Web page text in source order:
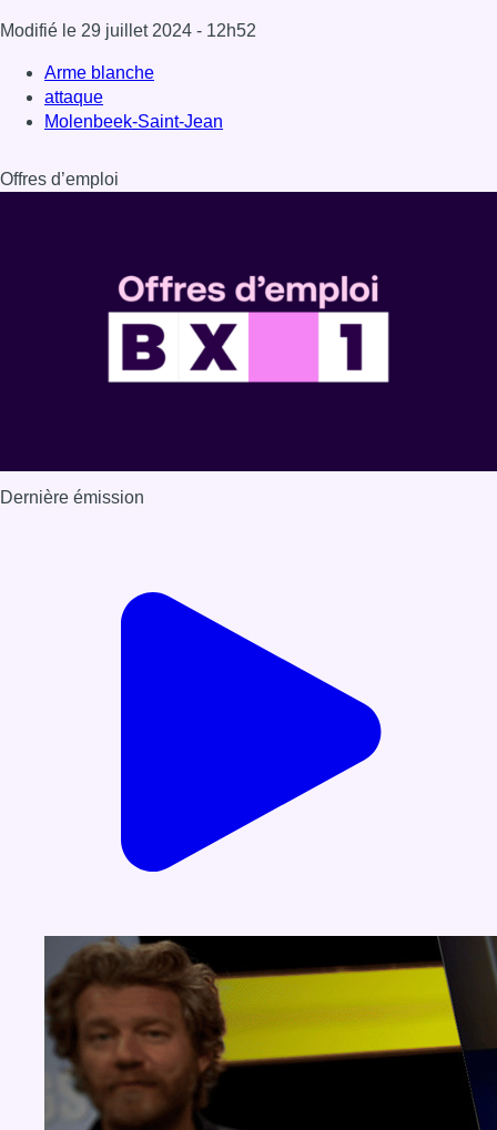
Modifié le 29 juillet 2024 - 12h52
Arme blanche
attaque
Molenbeek-Saint-Jean
Offres d’emploi
Dernière émission